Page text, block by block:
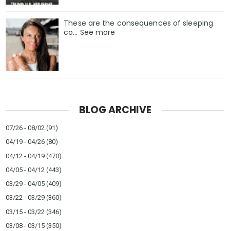
These are the consequences of sleeping
co… See more
BLOG ARCHIVE
07/26 - 08/02 (91)
04/19 - 04/26 (80)
04/12 - 04/19 (470)
04/05 - 04/12 (443)
03/29 - 04/05 (409)
03/22 - 03/29 (360)
03/15 - 03/22 (346)
03/08 - 03/15 (350)